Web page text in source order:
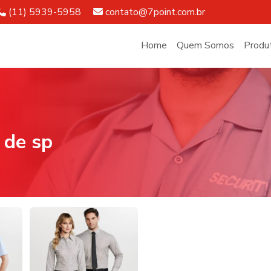
Telefone:
(11) 5939-5958 E-mail:
contato@7point.com.br
Home Quem Somos
sp